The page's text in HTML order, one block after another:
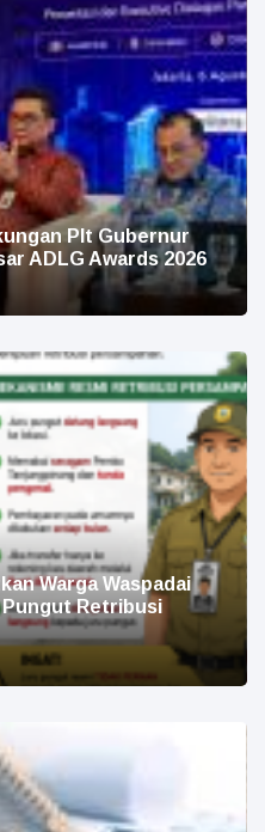
Plt Gubernur
ADLG Awards 2026
Warga Waspadai
Retribusi